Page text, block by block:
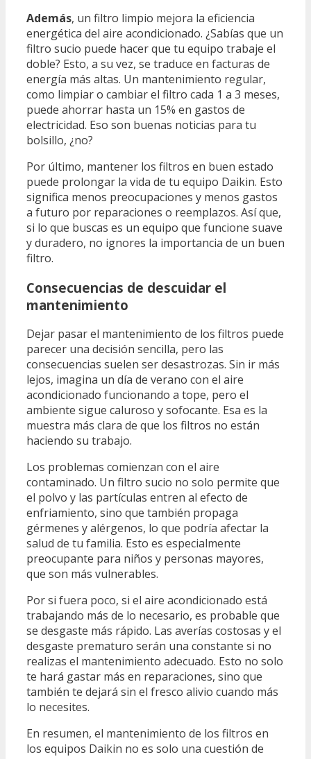
Además, un filtro limpio mejora la eficiencia
energética del aire acondicionado. ¿Sabías que un
filtro sucio puede hacer que tu equipo trabaje el
doble? Esto, a su vez, se traduce en facturas de
energía más altas. Un mantenimiento regular,
como limpiar o cambiar el filtro cada 1 a 3 meses,
puede ahorrar hasta un 15% en gastos de
electricidad. Eso son buenas noticias para tu
bolsillo, ¿no?
Por último, mantener los filtros en buen estado
puede prolongar la vida de tu equipo Daikin. Esto
significa menos preocupaciones y menos gastos
a futuro por reparaciones o reemplazos. Así que,
si lo que buscas es un equipo que funcione suave
y duradero, no ignores la importancia de un buen
filtro.
Consecuencias de descuidar el
mantenimiento
Dejar pasar el mantenimiento de los filtros puede
parecer una decisión sencilla, pero las
consecuencias suelen ser desastrozas. Sin ir más
lejos, imagina un día de verano con el aire
acondicionado funcionando a tope, pero el
ambiente sigue caluroso y sofocante. Esa es la
muestra más clara de que los filtros no están
haciendo su trabajo.
Los problemas comienzan con el aire
contaminado. Un filtro sucio no solo permite que
el polvo y las partículas entren al efecto de
enfriamiento, sino que también propaga
gérmenes y alérgenos, lo que podría afectar la
salud de tu familia. Esto es especialmente
preocupante para niños y personas mayores,
que son más vulnerables.
Por si fuera poco, si el aire acondicionado está
trabajando más de lo necesario, es probable que
se desgaste más rápido. Las averías costosas y el
desgaste prematuro serán una constante si no
realizas el mantenimiento adecuado. Esto no solo
te hará gastar más en reparaciones, sino que
también te dejará sin el fresco alivio cuando más
lo necesites.
En resumen, el mantenimiento de los filtros en
los equipos Daikin no es solo una cuestión de